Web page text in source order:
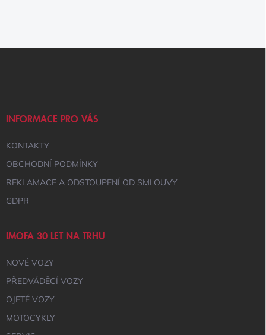
INFORMACE PRO VÁS
KONTAKTY
OBCHODNÍ PODMÍNKY
REKLAMACE A ODSTOUPENÍ OD SMLOUVY
GDPR
IMOFA 30 LET NA TRHU
NOVÉ VOZY
PŘEDVÁDĚCÍ VOZY
OJETÉ VOZY
MOTOCYKLY